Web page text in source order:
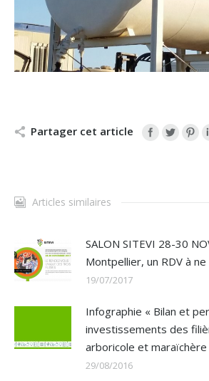
Partager cet article
Articles similaires
SALON SITEVI 28-30
Montpellier, un RDV à
19/07/2017
Infographie « Bilan et
investissements des
arboricole et maraïchère
29/08/2016